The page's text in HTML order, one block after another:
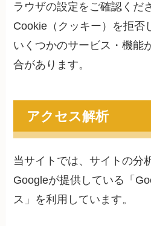
ラウザの設定をご確認くだ
Cookie（クッキー）を拒否
いくつかのサービス・機能
合があります。
アクセス解析
当サイトでは、サイトの分
Googleが提供している「
ス」を利用しています。